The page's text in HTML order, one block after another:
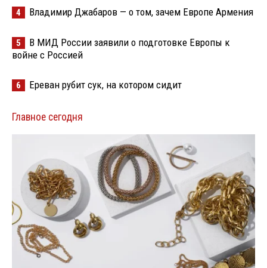
4 Владимир Джабаров — о том, зачем Европе Армения
5
В МИД России заявили о подготовке Европы к
войне с Россией
6 Ереван рубит сук, на котором сидит
Главное сегодня